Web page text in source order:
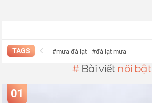
TAGS #mưa đà lạt #đà lạt mưa
#Bài viết nổi bật
01